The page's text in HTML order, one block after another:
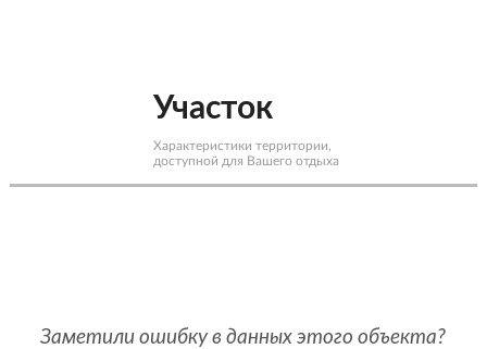
Участок
Характеристики территории,
доступной для Вашего отдыха
Заметили ошибку в данных этого объекта?